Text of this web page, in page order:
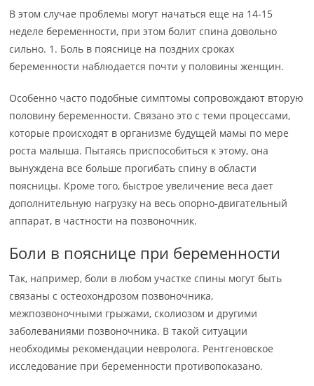
В этом случае проблемы могут начаться еще на 14-15
неделе беременности, при этом болит спина довольно
сильно. 1. Боль в пояснице на поздних сроках
беременности наблюдается почти у половины женщин.
Особенно часто подобные симптомы сопровождают вторую
половину беременности. Связано это с теми процессами,
которые происходят в организме будущей мамы по мере
роста малыша. Пытаясь приспособиться к этому, она
вынуждена все больше прогибать спину в области
поясницы. Кроме того, быстрое увеличение веса дает
дополнительную нагрузку на весь опорно-двигательный
аппарат, в частности на позвоночник.
Боли в пояснице при беременности
Так, например, боли в любом участке спины могут быть
связаны с остеохондрозом позвоночника,
межпозвоночными грыжами, сколиозом и другими
заболеваниями позвоночника. В такой ситуации
необходимы рекомендации невролога. Рентгеновское
исследование при беременности противопоказано.